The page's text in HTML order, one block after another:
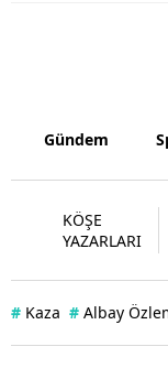
Gündem
KÖŞE
YAZARLARI
# Kaza # Albay